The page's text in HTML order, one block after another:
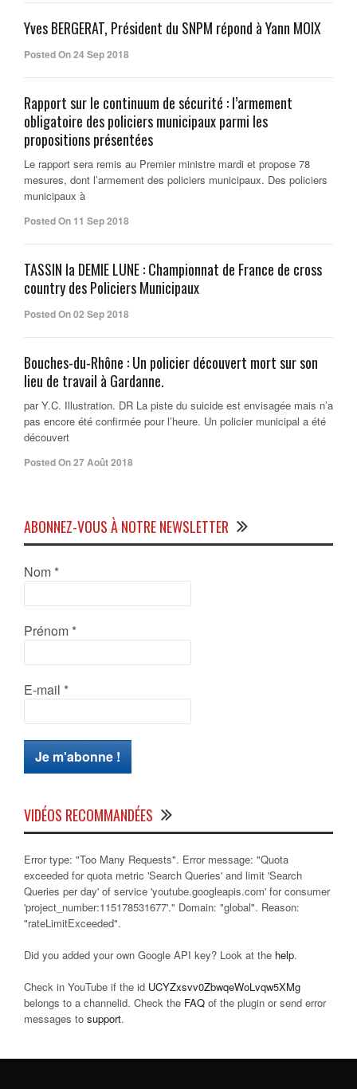
Yves BERGERAT, Président du SNPM répond à Yann MOIX
Posted On 24 Sep 2018
Rapport sur le continuum de sécurité : l’armement
obligatoire des policiers municipaux parmi les
propositions présentées
Le rapport sera remis au Premier ministre mardi et propose 78
mesures, dont l’armement des policiers municipaux. Des policiers
municipaux à
Posted On 11 Sep 2018
TASSIN la DEMIE LUNE : Championnat de France de cross
country des Policiers Municipaux
Posted On 02 Sep 2018
Bouches-du-Rhône : Un policier découvert mort sur son
lieu de travail à Gardanne.
par Y.C. Illustration. DR La piste du suicide est envisagée mais n’a
pas encore été confirmée pour l’heure. Un policier municipal a été
découvert
Posted On 27 Août 2018
ABONNEZ-VOUS À NOTRE NEWSLETTER
Nom *
Prénom *
E-mail *
VIDÉOS RECOMMANDÉES
Error type: "Too Many Requests". Error message: "Quota
exceeded for quota metric 'Search Queries' and limit 'Search
Queries per day' of service 'youtube.googleapis.com' for consumer
'project_number:115178531677'." Domain: "global". Reason:
"rateLimitExceeded".
Did you added your own Google API key? Look at the help.
Check in YouTube if the id UCYZxsvv0ZbwqeWoLvqw5XMg
belongs to a channelid. Check the FAQ of the plugin or send error
messages to support.